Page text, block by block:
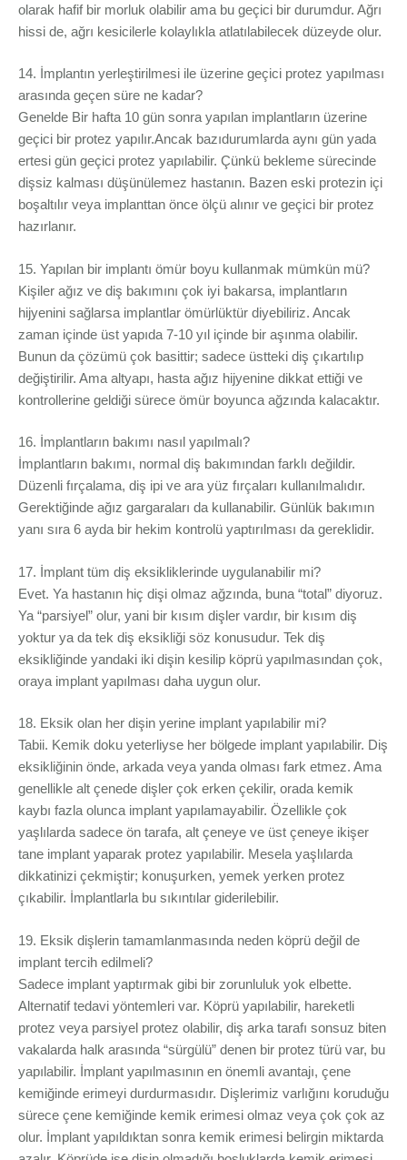
olarak hafif bir morluk olabilir ama bu geçici bir durumdur. Ağrı
hissi de, ağrı kesicilerle kolaylıkla atlatılabilecek düzeyde olur.
14. İmplantın yerleştirilmesi ile üzerine geçici protez yapılması
arasında geçen süre ne kadar?
Genelde Bir hafta 10 gün sonra yapılan implantların üzerine
geçici bir protez yapılır.Ancak bazıdurumlarda aynı gün yada
ertesi gün geçici protez yapılabilir. Çünkü bekleme sürecinde
dişsiz kalması düşünülemez hastanın. Bazen eski protezin içi
boşaltılır veya implanttan önce ölçü alınır ve geçici bir protez
hazırlanır.
15. Yapılan bir implantı ömür boyu kullanmak mümkün mü?
Kişiler ağız ve diş bakımını çok iyi bakarsa, implantların
hijyenini sağlarsa implantlar ömürlüktür diyebiliriz. Ancak
zaman içinde üst yapıda 7-10 yıl içinde bir aşınma olabilir.
Bunun da çözümü çok basittir; sadece üstteki diş çıkartılıp
değiştirilir. Ama altyapı, hasta ağız hijyenine dikkat ettiği ve
kontrollerine geldiği sürece ömür boyunca ağzında kalacaktır.
16. İmplantların bakımı nasıl yapılmalı?
İmplantların bakımı, normal diş bakımından farklı değildir.
Düzenli fırçalama, diş ipi ve ara yüz fırçaları kullanılmalıdır.
Gerektiğinde ağız gargaraları da kullanabilir. Günlük bakımın
yanı sıra 6 ayda bir hekim kontrolü yaptırılması da gereklidir.
17. İmplant tüm diş eksikliklerinde uygulanabilir mi?
Evet. Ya hastanın hiç dişi olmaz ağzında, buna “total” diyoruz.
Ya “parsiyel” olur, yani bir kısım dişler vardır, bir kısım diş
yoktur ya da tek diş eksikliği söz konusudur. Tek diş
eksikliğinde yandaki iki dişin kesilip köprü yapılmasından çok,
oraya implant yapılması daha uygun olur.
18. Eksik olan her dişin yerine implant yapılabilir mi?
Tabii. Kemik doku yeterliyse her bölgede implant yapılabilir. Diş
eksikliğinin önde, arkada veya yanda olması fark etmez. Ama
genellikle alt çenede dişler çok erken çekilir, orada kemik
kaybı fazla olunca implant yapılamayabilir. Özellikle çok
yaşlılarda sadece ön tarafa, alt çeneye ve üst çeneye ikişer
tane implant yaparak protez yapılabilir. Mesela yaşlılarda
dikkatinizi çekmiştir; konuşurken, yemek yerken protez
çıkabilir. İmplantlarla bu sıkıntılar giderilebilir.
19. Eksik dişlerin tamamlanmasında neden köprü değil de
implant tercih edilmeli?
Sadece implant yaptırmak gibi bir zorunluluk yok elbette.
Alternatif tedavi yöntemleri var. Köprü yapılabilir, hareketli
protez veya parsiyel protez olabilir, diş arka tarafı sonsuz biten
vakalarda halk arasında “sürgülü” denen bir protez türü var, bu
yapılabilir. İmplant yapılmasının en önemli avantajı, çene
kemiğinde erimeyi durdurmasıdır. Dişlerimiz varlığını koruduğu
sürece çene kemiğinde kemik erimesi olmaz veya çok çok az
olur. İmplant yapıldıktan sonra kemik erimesi belirgin miktarda